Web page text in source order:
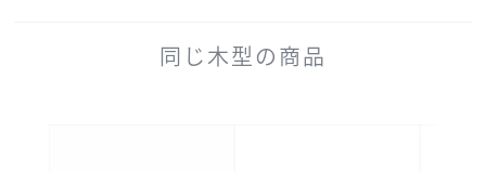
同じ木型の商品